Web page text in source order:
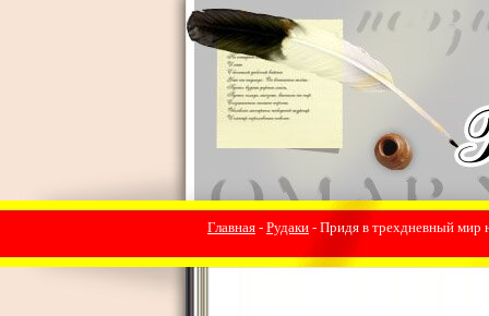
Главная - Рудаки - Придя в трехдневный мир